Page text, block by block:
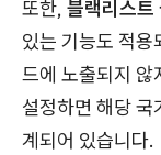
또한, 블랙리스트
있는 기능도 적
드에 노출되지
설정하면 해당 국
계되어 있습니다.